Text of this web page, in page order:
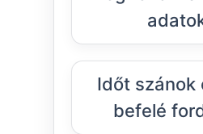
Időt szánok
befelé